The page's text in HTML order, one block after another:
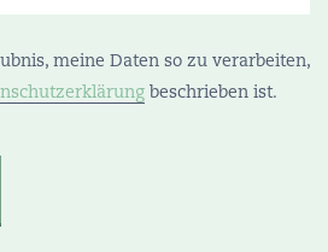
meine Daten so zu verarbeiten,
beschrieben ist.